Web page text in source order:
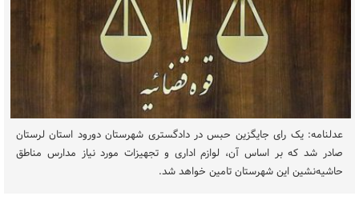
عدلنامه: یک رای جایگزین حبس در دادگستری شهرستان دورود استان لرستان
صادر شد که بر اساس آن، لوازم اداری و تجهیزات مورد نیاز مدارس مناطق
حاشیه‌نشین این شهرستان تامین خواهد شد.